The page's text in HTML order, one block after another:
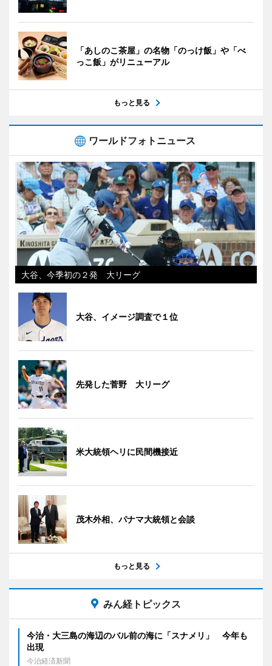
「あしのこ茶屋」の名物「のっけ飯」や「べ
っこ飯」がリニューアル
もっと見る
ワールドフォトニュース
大谷、今季初の２発 大リーグ
大谷、イメージ調査で１位
先発した菅野 大リーグ
米大統領ヘリに民間機接近
茂木外相、パナマ大統領と会談
もっと見る
みん経トピックス
今治・大三島の海辺のバル前の海に「スナメリ」 今年も
出現
今治経済新聞